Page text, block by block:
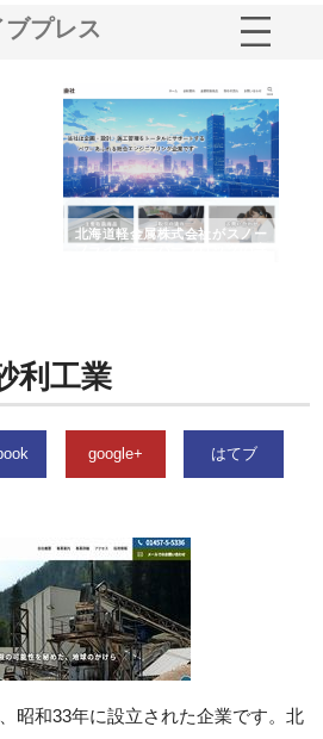
プレス
北海道軽金属株式会社がスノー
利工業
google+ はてブ
昭和33年に設立された企業です。北